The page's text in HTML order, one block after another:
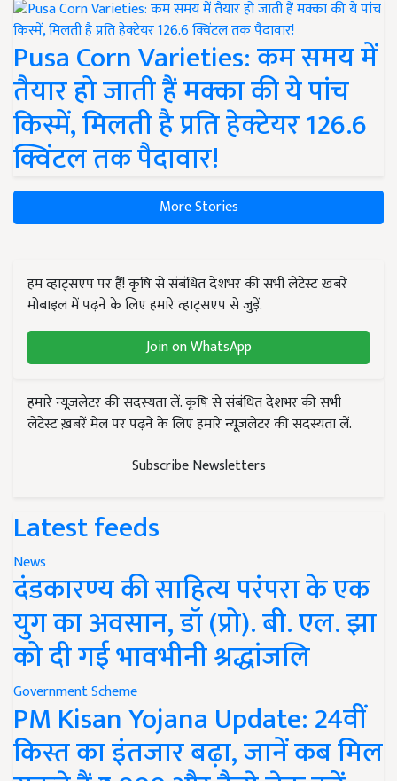
Pusa Corn Varieties: कम समय में
तैयार हो जाती हैं मक्का की ये पांच
किस्में, मिलती है प्रति हेक्टेयर 126.6
क्विंटल तक पैदावार!
More Stories
हम व्हाट्सएप पर हैं! कृषि से संबंधित देशभर की सभी लेटेस्ट ख़बरें
मोबाइल में पढ़ने के लिए हमारे व्हाट्सएप से जुड़ें.
Join on WhatsApp
हमारे न्यूज़लेटर की सदस्यता लें. कृषि से संबंधित देशभर की सभी
लेटेस्ट ख़बरें मेल पर पढ़ने के लिए हमारे न्यूज़लेटर की सदस्यता लें.
Subscribe Newsletters
Latest feeds
News
दंडकारण्य की साहित्य परंपरा के एक
युग का अवसान, डॉ (प्रो). बी. एल. झा
को दी गई भावभीनी श्रद्धांजलि
Government Scheme
PM Kisan Yojana Update: 24वीं
किस्त का इंतजार बढ़ा, जानें कब मिल